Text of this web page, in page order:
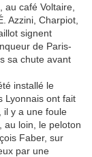
café Voltaire,
Azzini, Charpiot,
signent
de Paris-
sa chute avant
installé le
Lyonnais ont fait
il y a une foule
au loin, le peloton
Faber, sur
par une